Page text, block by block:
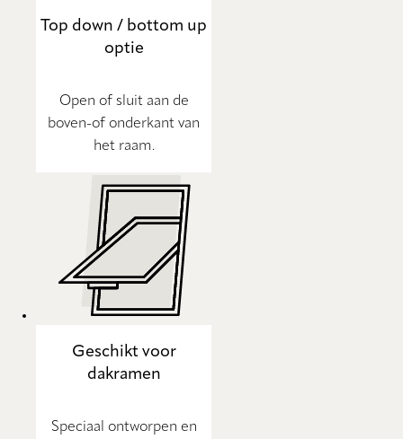
Top down / bottom up
optie
Open of sluit aan de
boven-of onderkant van
het raam.
Geschikt voor
dakramen
Speciaal ontworpen en